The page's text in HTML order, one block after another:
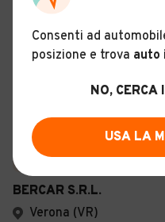
Manuale
Unico
Descrizione
Certificazioni e
Storia del
BERCAR S.R.L.
Verona (VR)
Consenti ad
posizione e trova auto
NO,
USA LA